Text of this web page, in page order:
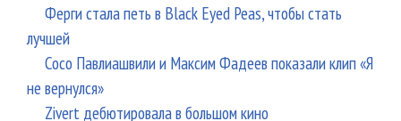
Ферги стала петь в Black Eyed Peas, чтобы стать
лучшей
Сосо Павлиашвили и Максим Фадеев показали клип «Я
не вернулся»
Zivert дебютировала в большом кино